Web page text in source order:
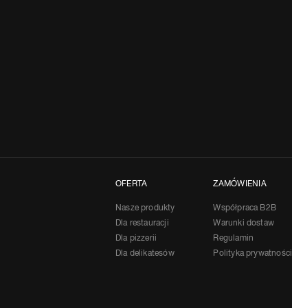
OFERTA
Nasze produkty
Dla restauracji
Dla pizzerii
Dla delikatesów
ZAMÓWIENIA
Współpraca B2B
Warunki dostaw
Regulamin
Polityka prywatności